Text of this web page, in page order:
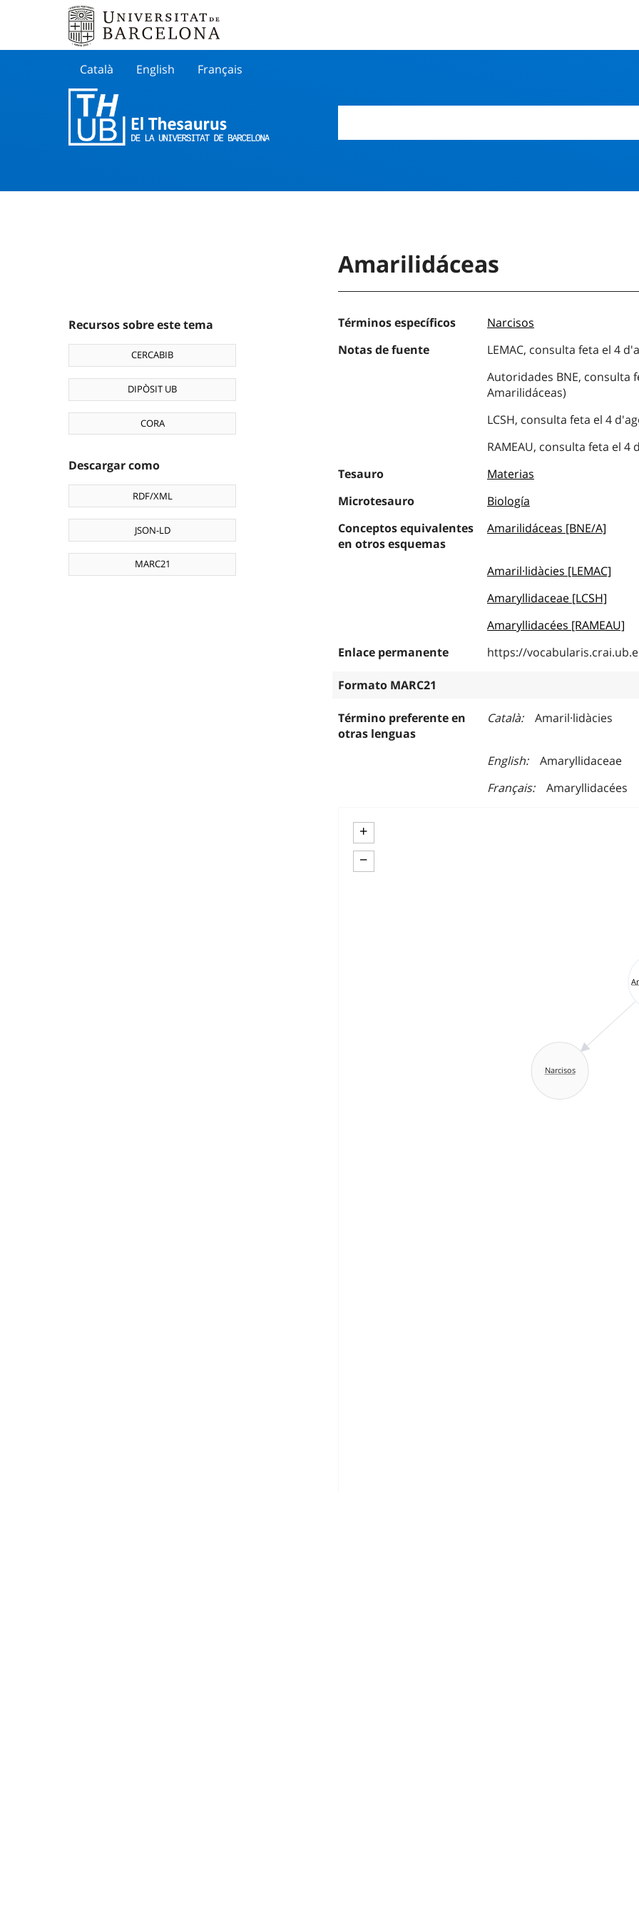
Català English Français
Recursos sobre este tema
CERCABIB
DIPÒSIT UB
CORA
Descargar como
RDF/XML
JSON-LD
MARC21
Amarilidáceas
Términos específicos
Narcisos
Notas de fuente
LEMAC, consulta feta el 4
Autoridades BNE, consulta
Amarilidáceas)
LCSH, consulta feta el 4
RAMEAU, consulta feta el
Tesauro
Materias
Microtesauro
Biología
Conceptos equivalentes
en otros esquemas
Amarilidáceas [BNE/A]
Amaril·lidàcies [LEMAC]
Amaryllidaceae [LCSH]
Amaryllidacées [RAMEAU]
Enlace permanente
https://
Formato MARC21
Término preferente en
otras lenguas
Català Amaril·lidàcies
English
Amaryllidaceae
Français
Amaryllidacées
+
−
Narcisos